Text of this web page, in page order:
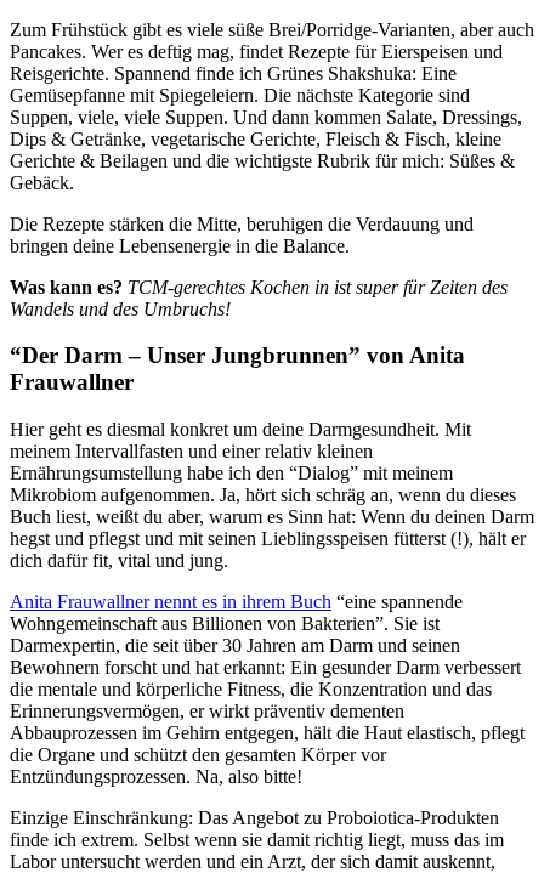
Zum Frühstück gibt es viele süße Brei/Porridge-Varianten, aber auch
Pancakes. Wer es deftig mag, findet Rezepte für Eierspeisen und
Reisgerichte. Spannend finde ich Grünes Shakshuka: Eine
Gemüsepfanne mit Spiegeleiern. Die nächste Kategorie sind
Suppen, viele, viele Suppen. Und dann kommen Salate, Dressings,
Dips & Getränke, vegetarische Gerichte, Fleisch & Fisch, kleine
Gerichte & Beilagen und die wichtigste Rubrik für mich: Süßes &
Gebäck.
Die Rezepte stärken die Mitte, beruhigen die Verdauung und
bringen deine Lebensenergie in die Balance.
Was kann es? TCM-gerechtes Kochen in ist super für Zeiten des
Wandels und des Umbruchs!
“Der Darm – Unser Jungbrunnen” von Anita
Frauwallner
Hier geht es diesmal konkret um deine Darmgesundheit. Mit
meinem Intervallfasten und einer relativ kleinen
Ernährungsumstellung habe ich den “Dialog” mit meinem
Mikrobiom aufgenommen. Ja, hört sich schräg an, wenn du dieses
Buch liest, weißt du aber, warum es Sinn hat: Wenn du deinen Darm
hegst und pflegst und mit seinen Lieblingsspeisen fütterst (!), hält er
dich dafür fit, vital und jung.
Anita Frauwallner nennt es in ihrem Buch “eine spannende
Wohngemeinschaft aus Billionen von Bakterien”. Sie ist
Darmexpertin, die seit über 30 Jahren am Darm und seinen
Bewohnern forscht und hat erkannt: Ein gesunder Darm verbessert
die mentale und körperliche Fitness, die Konzentration und das
Erinnerungsvermögen, er wirkt präventiv dementen
Abbauprozessen im Gehirn entgegen, hält die Haut elastisch, pflegt
die Organe und schützt den gesamten Körper vor
Entzündungsprozessen. Na, also bitte!
Einzige Einschränkung: Das Angebot zu Proboiotica-Produkten
finde ich extrem. Selbst wenn sie damit richtig liegt, muss das im
Labor untersucht werden und ein Arzt, der sich damit auskennt,